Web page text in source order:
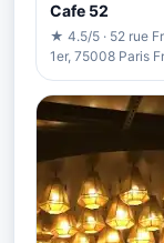
Cafe 52
★ 4.5/5 · 52 rue
1er, 75008 Paris